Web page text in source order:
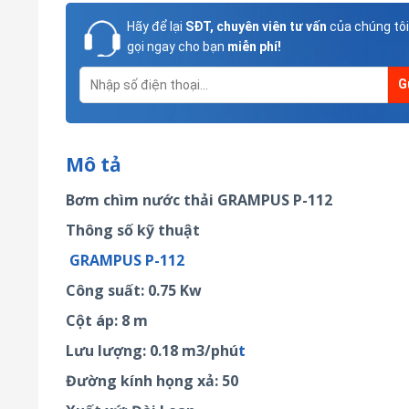
Hãy để lại SĐT, chuyên viên tư vấn của chúng
gọi ngay cho bạn miễn phí!
Mô tả
Bơm chìm nước thải GRAMPUS P-112
Thông số kỹ thuật
GRAMPUS P-112
Công suất: 0.75 Kw
Cột áp: 8 m
Lưu lượng: 0.18 m3/phút
Đường kính họng xả: 50